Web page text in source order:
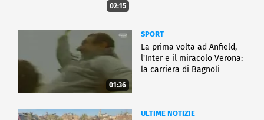
02:15
01:36
SPORT
La prima volta ad Anfield,
l'Inter e il miracolo Verona:
la carriera di Bagnoli
ULTIME NOTIZIE